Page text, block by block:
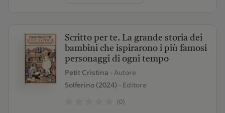
Scritto per te. La grande storia dei
bambini che ispirarono i più famosi
personaggi di ogni tempo
Petit Cristina - Autore
Solferino (2024)- Editore
(0)